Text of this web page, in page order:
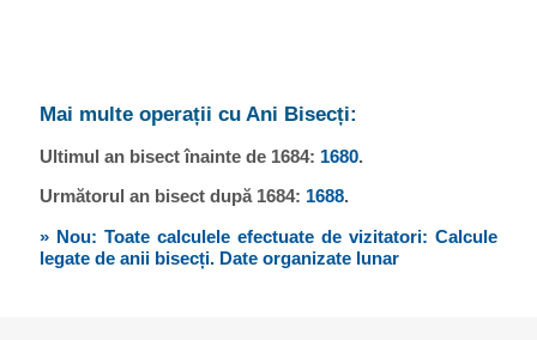
Mai multe operații cu Ani Bisecți:
Ultimul an bisect înainte de 1684: 1680.
Următorul an bisect după 1684: 1688.
» Nou: Toate calculele efectuate de vizitatori: Calcule
legate de anii bisecți. Date organizate lunar